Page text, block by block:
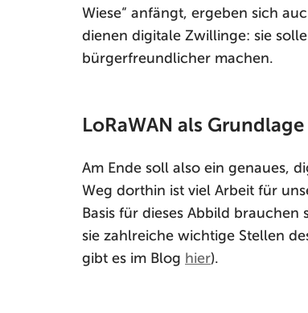
Wiese“ anfängt, ergeben sich
dienen digitale Zwillinge: sie
bürgerfreundlicher machen.
LoRaWAN als Grundlage
Am Ende soll also ein genaues,
Weg dorthin ist viel Arbeit für
Basis für dieses Abbild brauchen
sie zahlreiche wichtige Stellen
gibt es im Blog hier).